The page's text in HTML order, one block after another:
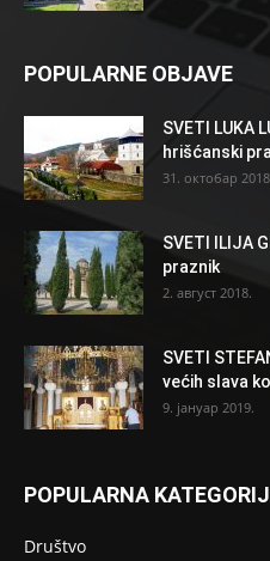
POPULARNE OBJAVE
SVETI LUKA
hrišćanski
31. октобар
SVETI ILIJA
praznik
2. август 2018.
SVETI
većih slava
9. јануар 2019.
POPULARNA
Društvo